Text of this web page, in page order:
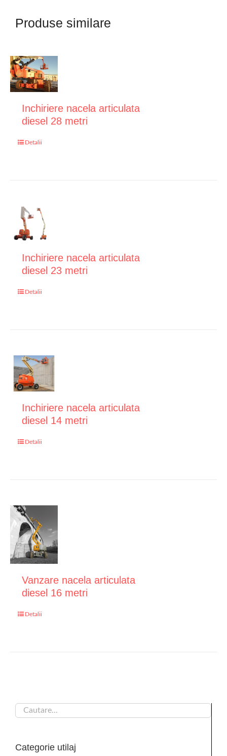
Produse similare
Inchiriere nacela articulata
diesel 28 metri
Detalii
Inchiriere nacela articulata
diesel 23 metri
Detalii
Inchiriere nacela articulata
diesel 14 metri
Detalii
Vanzare nacela articulata
diesel 16 metri
Detalii
Categorie utilaj